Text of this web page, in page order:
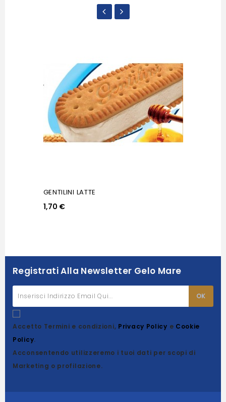
GENTILINI LATTE
1,70 €
Registrati Alla Newsletter Gelo Mare
Accetto Termini e condizioni, Privacy Policy e Cookie
Policy.
Acconsentendo utilizzeremo i tuoi dati per scopi di
Marketing o profilazione.